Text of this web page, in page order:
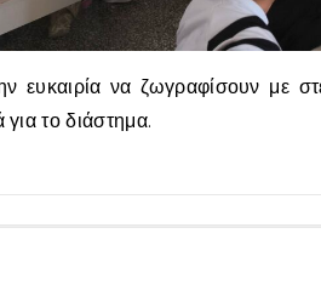
ευκαιρία να ζωγραφίσουν με
το διάστημα.